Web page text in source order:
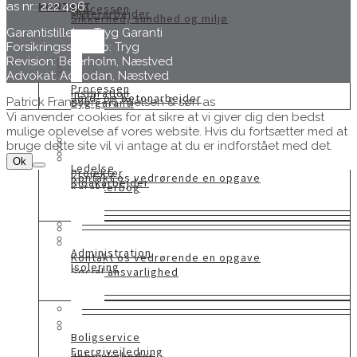
Sikkerhed, sundhed og miljø
Byg garanti
Karakterbog
Social ansvarlighed
Murerarbejder
Jord- og betonarbejder
Kloakarbejder
Isolering
Energivejledning
Processen
Inspiration
Kontakt os vedrørende en opgave
Processen
Projekter
Kontakt os vedrørende en opgave
KONTAKT
Ledelse
Administration
Boligservice
as nr.: 222.496
Garantistillelse: Tryg Garanti
Forsikringsselskab: Tryg
Revision: Beierholm, Næstved
Advokat: Advodan, Næstved
Patrick Fransson - H. Nielsen & søn as
Vi anvender cookies for at sikre at vi giver dig den bedst
mulige oplevelse af vores website. Hvis du fortsætter med at
bruge dette site vil vi antage at du er indforstået med det.
Ok